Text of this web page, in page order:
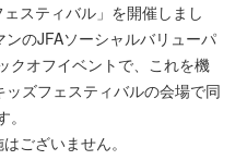
スティバル」を開催しまし
のJFAソーシャルバリューパ
クオフイベントで、これを機
ズフェスティバルの会場で同
ございません。